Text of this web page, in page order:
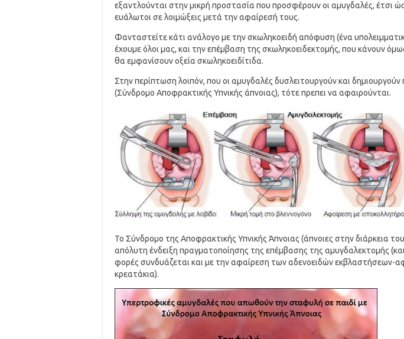
εξαντλούνται στην μικρή προστασία που προσφέρουν οι αμυγδαλές, έτσι
ευάλωτοι σε λοιμώξεις μετά την αφαίρεσή τους.
Φανταστείτε κάτι ανάλογο με την σκωληκοειδή απόφυση (ένα
έχουμε όλοι μας, και την επέμβαση της σκωληκοειδεκτομής, που κάνουν
θα εμφανίσουν οξεία σκωληκοειδίτιδα.
Στην περίπτωση λοιπόν, που οι αμυγδαλές δυσλειτουργούν και
(Σύνδρομο Αποφρακτικής Υπνικής άπνοιας), τότε πρεπει να αφαιρούνται.
Το Σύνδρομο της Αποφρακτικής Υπνικής Άπνοιας (άπνοιες στην διάρκεια
απόλυτη ένδειξη πραγματοποίησης της επέμβασης της αμυγδαλεκτομής
φορές συνδυάζεται και με την αφαίρεση των αδενοειδών εκβλαστήσεων-
κρεατάκια).